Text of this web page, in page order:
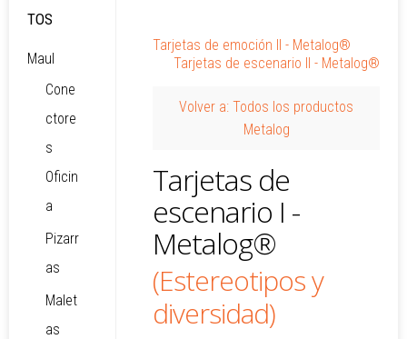
Tarjetas de emoción II - Metalog®
Tarjetas de escenario II - Metalog®
Volver a: Todos los productos
Metalog
Tarjetas de
escenario I -
Metalog®
(Estereotipos y
diversidad)
TOS
Maul
Cone
ctore
s
Oficin
a
Pizarr
as
Malet
as